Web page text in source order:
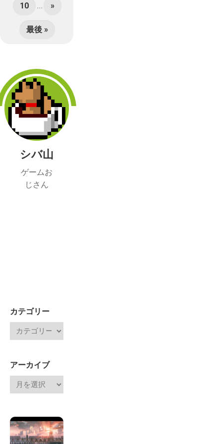
10 ... »
最後 »
シバ山
ゲームお
じさん
カテゴリー
アーカイブ